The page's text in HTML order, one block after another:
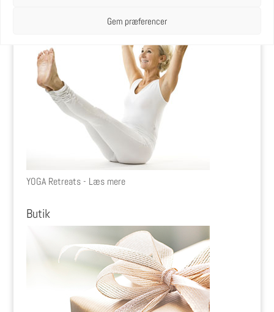
Gem præferencer
YOGA Retreats - Læs mere
Butik